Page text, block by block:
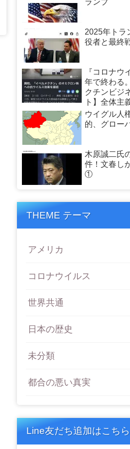
ランプ
2025年トラ
役者と最終
『コロナウ
年で終わる
クチンビジ
ト】全体主
ウイグル人
的、グロー
木原誠二氏
件！文春し
①
THEME テーマ
アメリカ
コロナウイルス
世界共通
日本の歴史
未分類
都合の悪い真実
Line友だち追加はこちら